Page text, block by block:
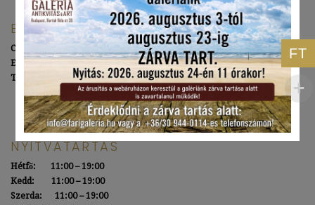
ELÉRHETŐSÉGEINK
Cím:
1111 Budapest, Bartók Béla út 30
E-mail:
Telefon:
+36 70 673 0787
NYITVATARTÁS
Hétfő: 11:00 – 19:00
Kedd:
11:00 – 19:00
Szerda: 11:00 – 19:00
FT